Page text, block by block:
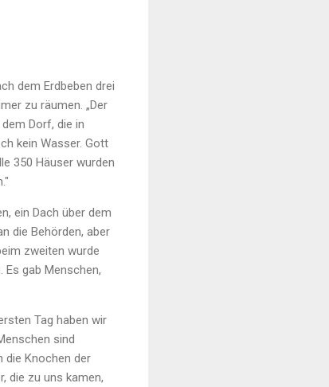
dem Erdbeben drei
zu räumen. „Der
Dorf, die in
kein Wasser. Gott
350 Häuser wurden
ein Dach über dem
die Behörden, aber
zweiten wurde
Es gab Menschen,
Tag haben wir
sind
die Knochen der
die zu uns kamen,